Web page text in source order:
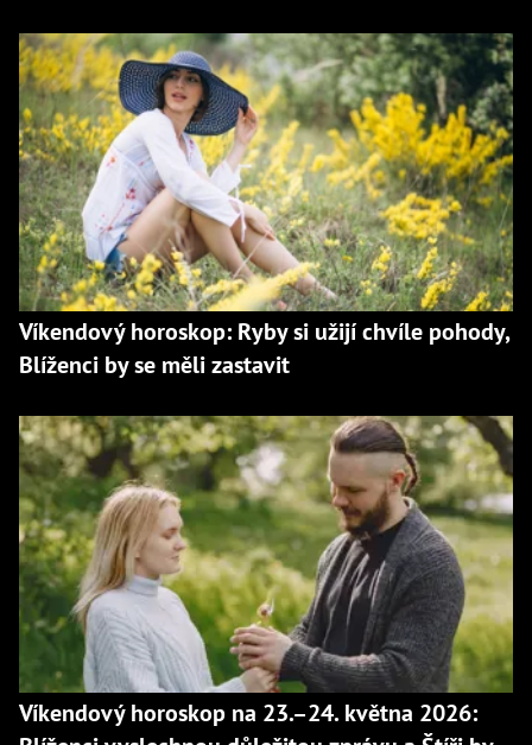
Víkendový horoskop: Ryby si užijí chvíle pohody,
Blíženci by se měli zastavit
Víkendový horoskop na 23.–24. května 2026: